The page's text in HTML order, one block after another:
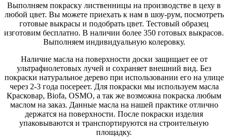
Выполняем покраску лиственницы на производстве в цеху в
любой цвет. Вы можете приехать к нам в шоу-рум, посмотреть
готовые выкрасы и подобрать цвет. Тестовый образец
изготовим бесплатно. В наличии более 350 готовых выкрасов.
Выполняем индивидуальную колеровку.
Наличие масла на поверхности доски защищает ее от
ультрафиолетовых лучей и сохраняет внешний вид. Без
покраски натуральное дерево при использовании его на улице
через 2-3 года посереет. Для покраски мы используем масла
Красковар, Biofa, OSMO, а так же возможна покраска любым
маслом на заказ. Данные масла на нашей практике отлично
держатся на поверхности. После покраски изделия
упаковываются и транспортируются на строительную
площадку.